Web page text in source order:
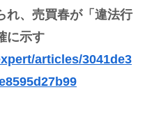
れ、売買春が「違法行
に示す
articles/3041de3